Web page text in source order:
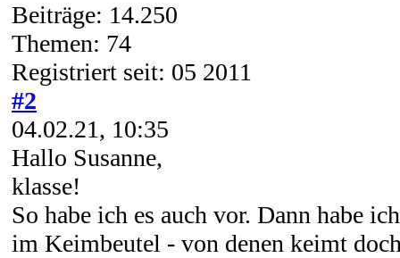
Beiträge: 14.250
Themen: 74
Registriert seit: 05 2011
#2
04.02.21, 10:35
Hallo Susanne,
klasse!
So habe ich es auch vor. Dann habe
im Keimbeutel - von denen keimt